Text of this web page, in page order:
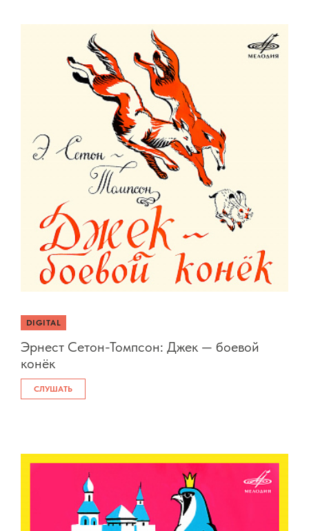
DIGITAL
Эрнест Сетон-Томпсон: Джек — боевой
конёк
СЛУШАТЬ